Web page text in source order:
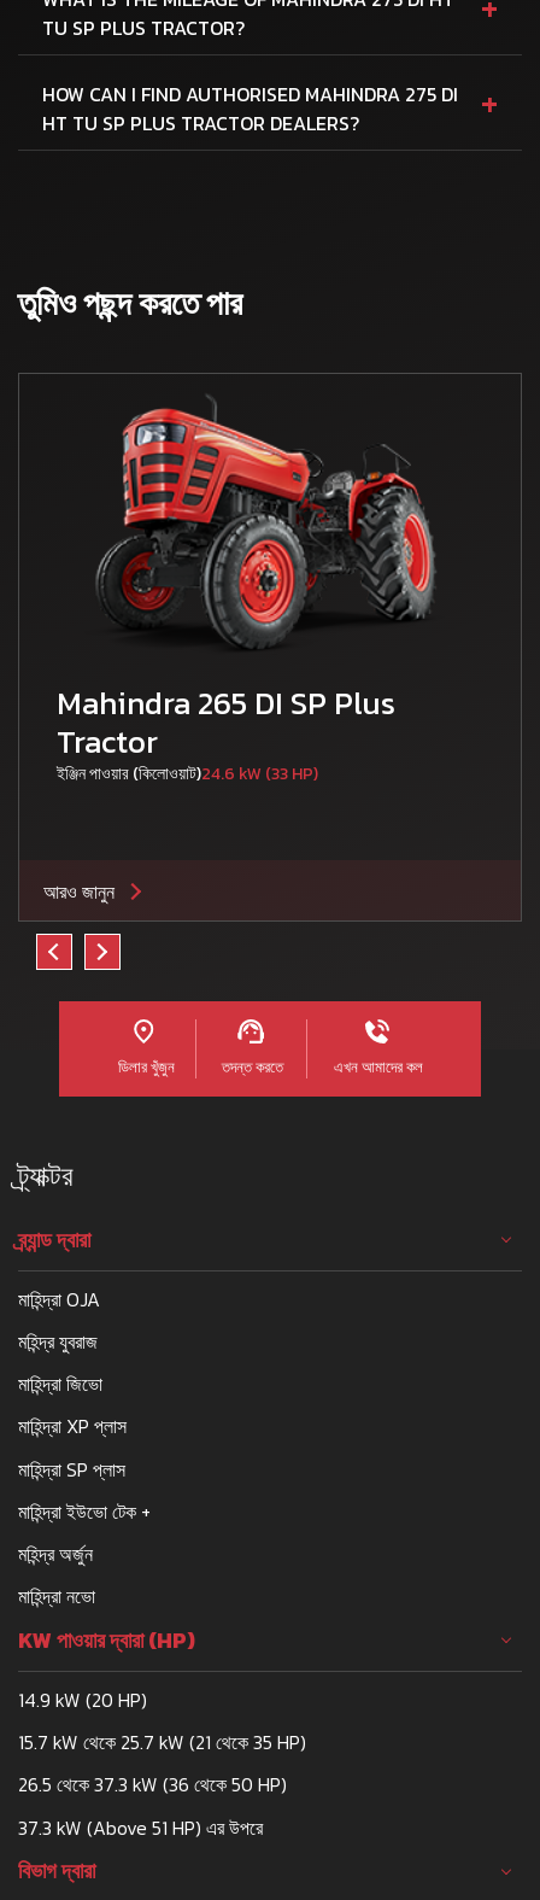
TU SP PLUS TRACTOR?
HOW CAN I FIND AUTHORISED MAHINDRA 275 DI
HT TU SP PLUS TRACTOR DEALERS?
+
তুমিও পছন্দ করতে পার
Mahindra 265 DI SP Plus
Tractor
ইঞ্জিন পাওয়ার (কিলোওয়াট)24.6 kW (33 HP)
আরও জানুন
ডিলার খুঁজুন তদন্ত করতে এখন আমাদের কল
ট্র্যাক্টর
ব্র্যান্ড দ্বারা
মাহিন্দ্রা OJA
মহিন্দ্র যুবরাজ
মাহিন্দ্রা জিভো
মাহিন্দ্রা XP প্লাস
মাহিন্দ্রা SP প্লাস
মাহিন্দ্রা ইউভো টেক +
মহিন্দ্র অর্জুন
মাহিন্দ্রা নভো
KW পাওয়ার দ্বারা (HP)
14.9 kW (20 HP)
15.7 kW থেকে 25.7 kW (21 থেকে 35 HP)
26.5 থেকে 37.3 kW (36 থেকে 50 HP)
37.3 kW (Above 51 HP) এর উপরে
বিভাগ দ্বারা